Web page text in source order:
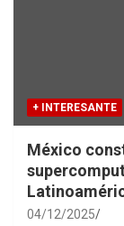
+ INTERESANTE
México
04/12/2025